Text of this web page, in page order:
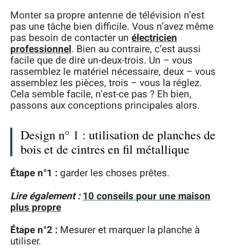
Monter sa propre antenne de télévision n’est
pas une tâche bien difficile. Vous n’avez même
pas besoin de contacter un électricien
professionnel. Bien au contraire, c’est aussi
facile que de dire un-deux-trois. Un – vous
rassemblez le matériel nécessaire, deux – vous
assemblez les pièces, trois – vous la réglez.
Cela semble facile, n’est-ce pas ? Eh bien,
passons aux conceptions principales alors.
Design n° 1 : utilisation de planches de
bois et de cintres en fil métallique
Étape n°1 : garder les choses prêtes.
Lire également : 10 conseils pour une maison
plus propre
Étape n°2 : Mesurer et marquer la planche à
utiliser.